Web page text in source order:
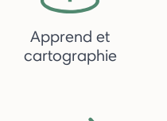
Apprend et
cartographie